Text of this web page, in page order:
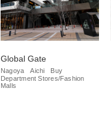
Global Gate
Nagoya Aichi
Buy
Department Stores/Fashion
Malls